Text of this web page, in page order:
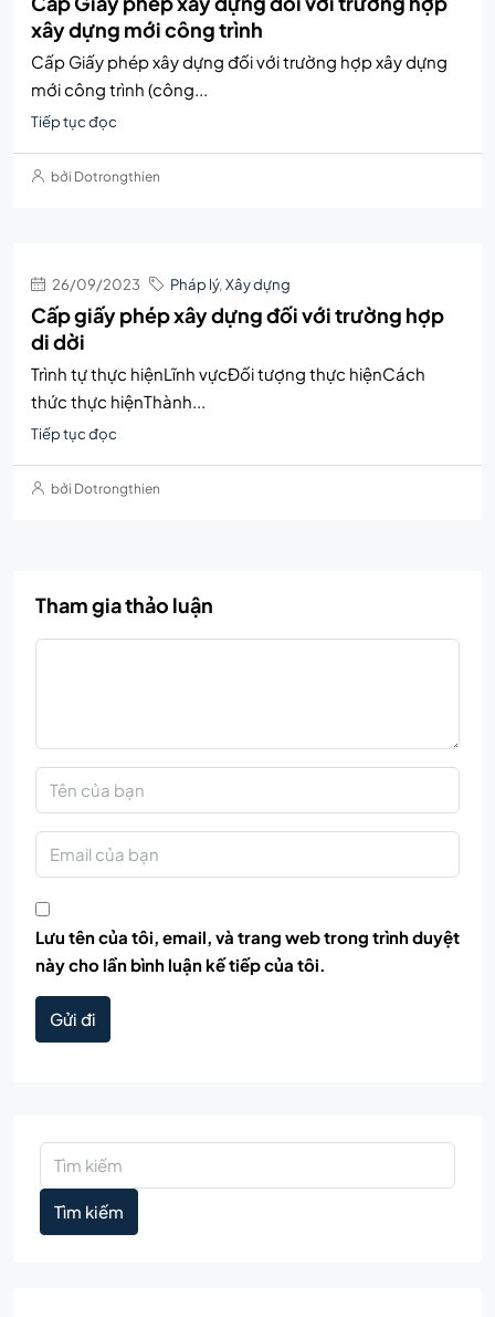
xây dựng mới công trình
Cấp Giấy phép xây dựng đối với trường hợp xây dựng
mới công trình (công...
Tiếp tục đọc
bởi Dotrongthien
26/09/2023 Pháp lý,Xây dựng
Cấp giấy phép xây dựng đối với trường hợp
di dời
Trình tự thực hiệnLĩnh vựcĐối tượng thực hiệnCách
thức thực hiệnThành...
Tiếp tục đọc
bởi Dotrongthien
Tham gia thảo luận
Lưu tên của tôi, email, và trang web trong trình duyệt
này cho lần bình luận kế tiếp của tôi.
Gửi đi
Tìm kiếm